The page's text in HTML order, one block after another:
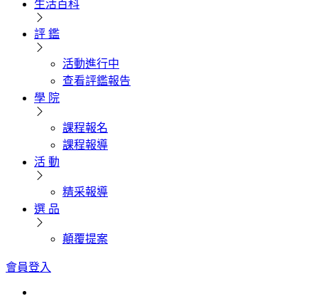
生活百科
評 鑑
活動進行中
查看評鑑報告
學 院
課程報名
課程報導
活 動
精采報導
選 品
顛覆提案
會員登入